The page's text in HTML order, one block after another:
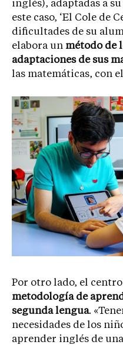
inglés), adaptadas a
este caso, ‘El Cole de
dificultades de su
elabora un método de
adaptaciones de sus
las matemáticas, con
Por otro lado, el
metodología de
segunda lengua.
necesidades de los
aprender inglés de